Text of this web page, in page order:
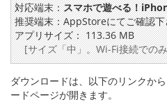
対応端末：スマホで遊べる！
推奨端末：AppStoreにてご確認
アプリサイズ： 113.36 MB
[サイズ「中」。Wi-Fi接続での
ダウンロードは、以下のリンクか
ードページが開きます。